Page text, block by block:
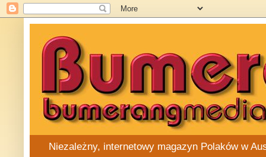
Niezależny, internetowy magazyn Polaków w